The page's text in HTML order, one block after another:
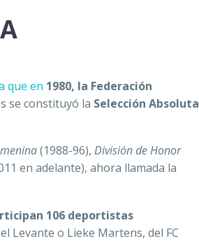
que en 1980, la Federación
se constituyó la Selección Absoluta
(1988-96), División de Honor
en adelante), ahora llamada la
106 deportistas
Levante o Lieke Martens, del FC